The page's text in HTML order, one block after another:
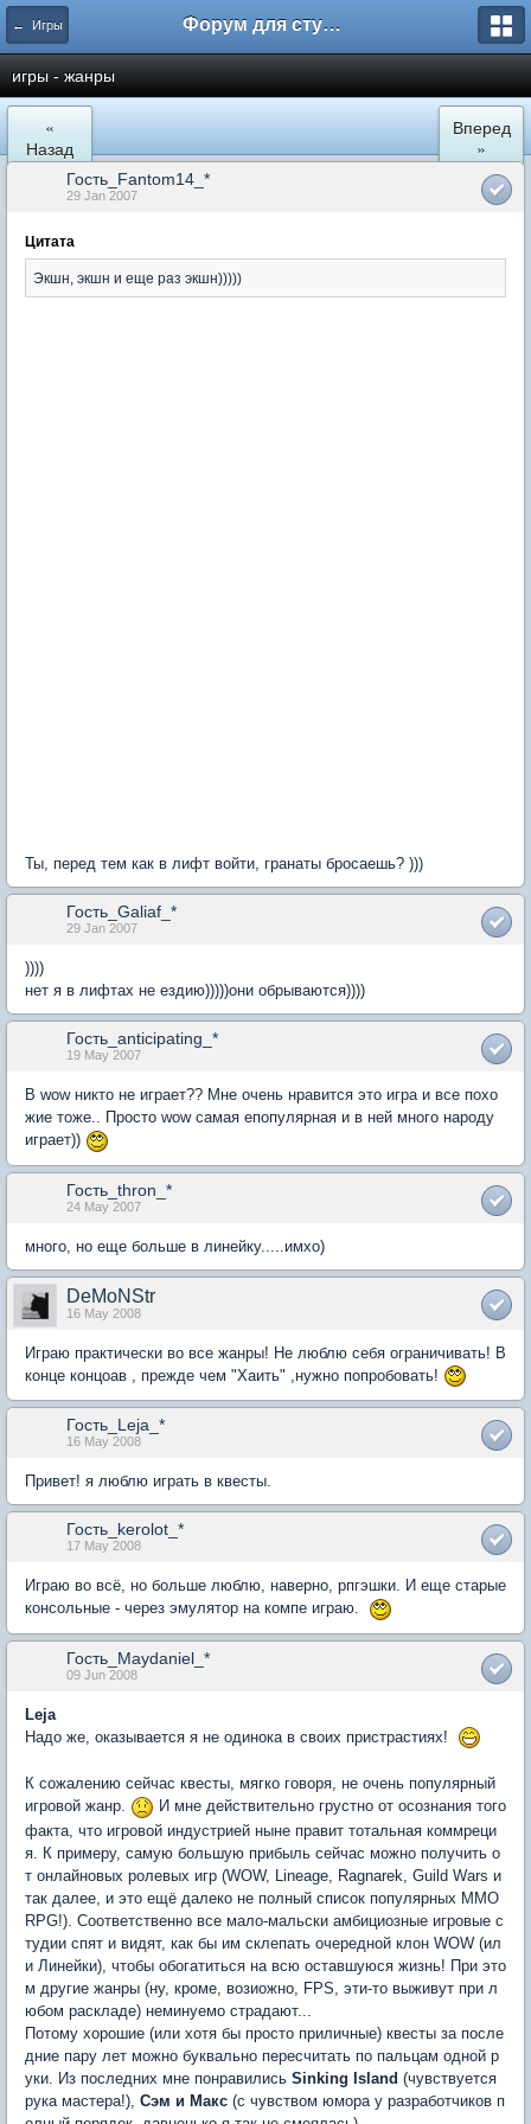
← Игры Форум для студента СГА
игры - жанры
«
Назад
Вперед
»
Гость_Fantom14_*
29 Jan 2007
Цитата
Экшн, экшн и еще раз экшн)))))
Ты, перед тем как в лифт войти, гранаты бросаешь? )))
Гость_Galiaf_*
29 Jan 2007
))))
нет я в лифтах не ездию)))))они обрываются))))
Гость_anticipating_*
19 May 2007
В wow никто не играет?? Мне очень нравится это игра и все похо
жие тоже.. Просто wow самая епопулярная и в ней много народу
играет))
Гость_thron_*
24 May 2007
много, но еще больше в линейку.....имхо)
DeMoNStr
16 May 2008
Играю практически во все жанры! Не люблю себя ограничивать! В
конце концоав , прежде чем "Хаить" ,нужно попробовать!
Гость_Leja_*
16 May 2008
Привет! я люблю играть в квесты.
Гость_kerolot_*
17 May 2008
Играю во всё, но больше люблю, наверно, рпгэшки. И еще старые
консольные - через эмулятор на компе играю.
Гость_Maydaniel_*
09 Jun 2008
Leja
Надо же, оказывается я не одинока в своих пристрастиях!
К сожалению сейчас квесты, мягко говоря, не очень популярный
игровой жанр.
И мне действительно грустно от осознания того
факта, что игровой индустрией ныне правит тотальная коммреци
я. К примеру, самую большую прибыль сейчас можно получить о
т онлайновых ролевых игр (WOW, Lineage, Ragnarek, Guild Wars и
так далее, и это ещё далеко не полный список популярных MMO
RPG!). Соответственно все мало-мальски амбициозные игровые с
тудии спят и видят, как бы им склепать очередной клон WOW (ил
и Линейки), чтобы обогатиться на всю оставшуюся жизнь! При это
м другие жанры (ну, кроме, возиожно, FPS, эти-то выживут при л
юбом раскладе) неминуемо страдают...
Потому хорошие (или хотя бы просто приличные) квесты за после
дние пару лет можно буквально пересчитать по пальцам одной р
уки. Из последних мне понравились Sinking Island (чувствуется
рука мастера!), Сэм и Макс (с чувством юмора у разработчиков п